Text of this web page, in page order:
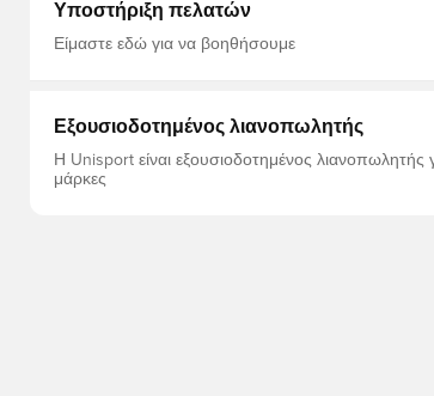
Υποστήριξη πελατών
Είμαστε εδώ για να βοηθήσουμε
Εξουσιοδοτημένος λιανοπωλητής
Η Unisport είναι εξουσιοδοτημένος λιανοπωλητής
μάρκες